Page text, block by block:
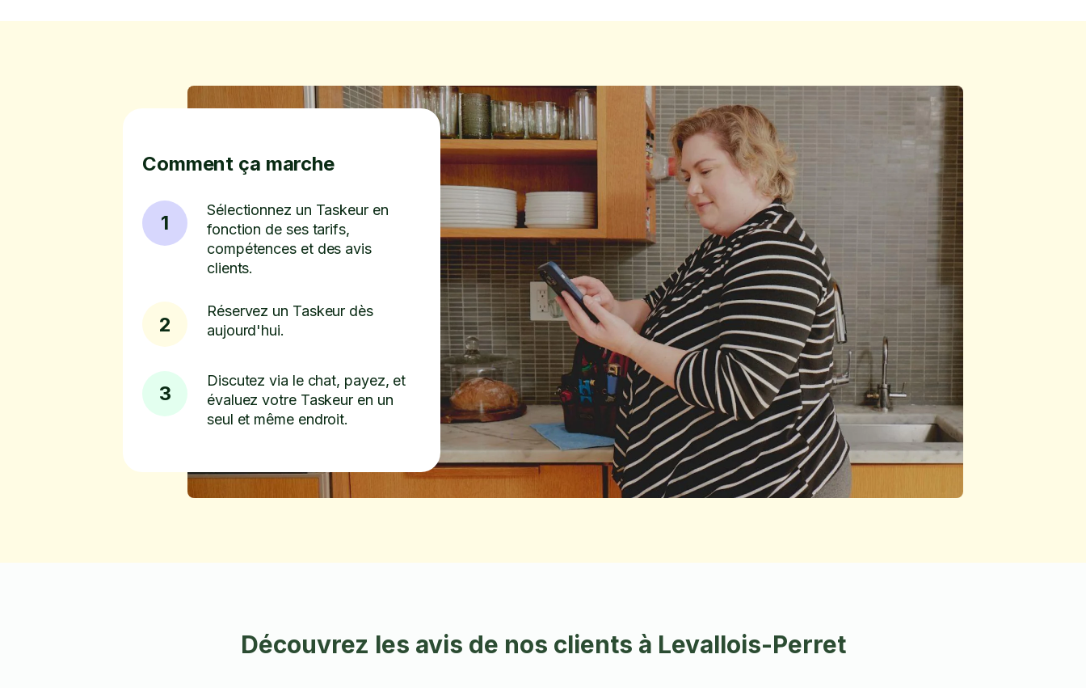
Comment ça marche
1
Sélectionnez un Taskeur en
fonction de ses tarifs,
compétences et des avis
clients.
2
Réservez un Taskeur dès
aujourd'hui.
3
Discutez via le chat, payez, et
évaluez votre Taskeur en un
seul et même endroit.
Découvrez les avis de nos clients à Levallois-Perret